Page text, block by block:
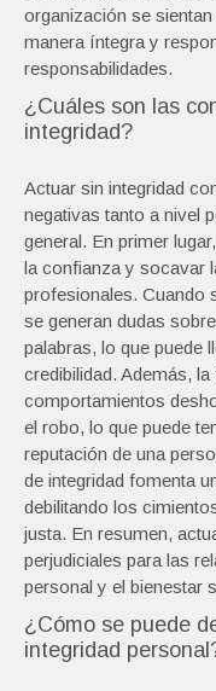
organización se
manera íntegra y
responsabilidades.
¿Cuáles son las
integridad?
Actuar sin integridad
negativas tanto a nivel
general. En primer
la confianza y socavar
profesionales. Cuando
se generan dudas
palabras, lo que puede
credibilidad. Además,
comportamientos
el robo, lo que puede
reputación de una
de integridad fomenta
debilitando los
justa. En resumen,
perjudiciales para las
personal y el bienestar
¿Cómo se puede
integridad